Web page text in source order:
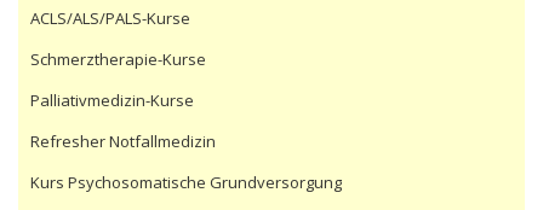
ACLS/ALS/PALS-Kurse
Schmerztherapie-Kurse
Palliativmedizin-Kurse
Refresher Notfallmedizin
Kurs Psychosomatische Grundversorgung